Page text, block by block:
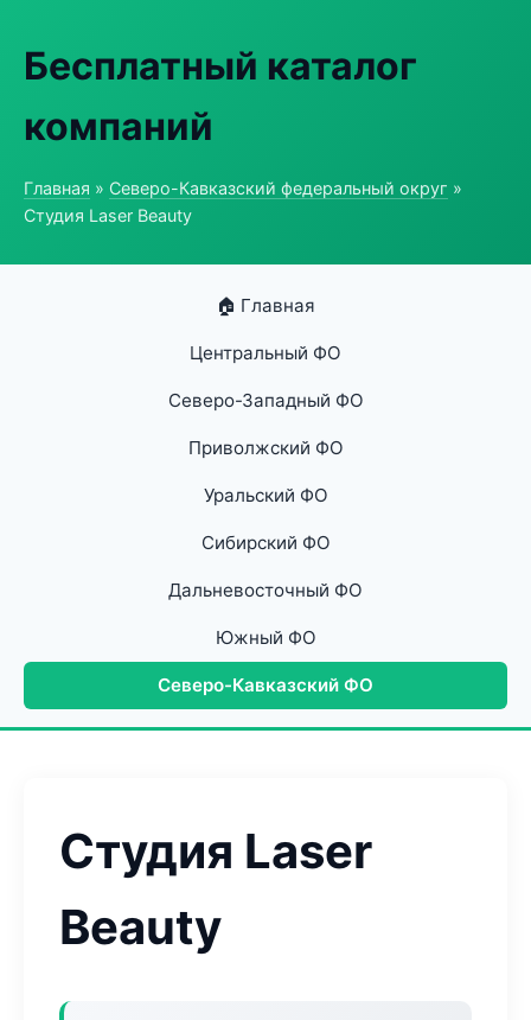
Бесплатный каталог
компаний
Главная » Северо-Кавказский федеральный округ »
Студия Laser Beauty
🏠 Главная
Центральный ФО
Северо-Западный ФО
Приволжский ФО
Уральский ФО
Сибирский ФО
Дальневосточный ФО
Южный ФО
Северо-Кавказский ФО
Студия Laser
Beauty